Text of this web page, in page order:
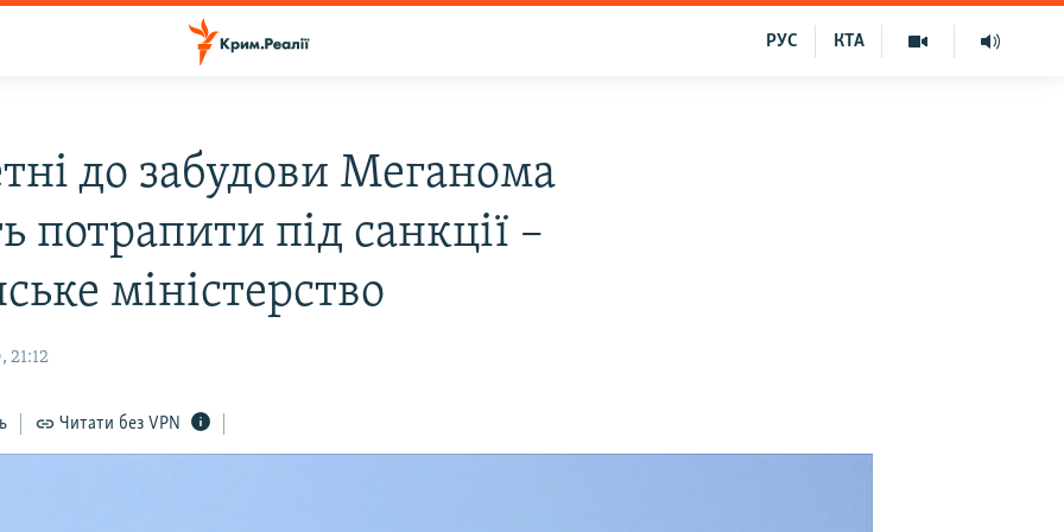
КТА
РУС
до забудови Меганома
потрапити під санкції –
міністерство
21:12
Читати без VPN